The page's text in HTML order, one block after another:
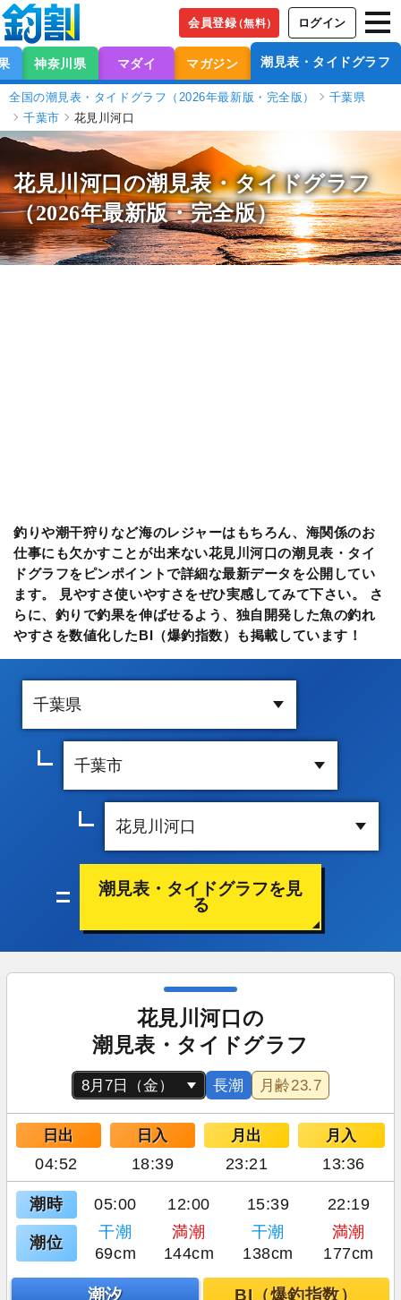
会員登録（無料） ログイン
神奈川県 マダイ マガジン 潮見表・タイドグラフ
全国の潮見表・タイドグラフ（2026年最新版・完全版）
千葉県
千葉市
花見川河口
花見川河口の潮見表・タイドグラフ
（2026年最新版・完全版）
釣りや潮干狩りなど海のレジャーはもちろん、海関係のお
仕事にも欠かすことが出来ない花見川河口の潮見表・タイ
ドグラフをピンポイントで詳細な最新データを公開してい
ます。 見やすさ使いやすさをぜひ実感してみて下さい。 さ
らに、釣りで釣果を伸ばせるよう、独自開発した魚の釣れ
やすさを数値化したBI（爆釣指数）も掲載しています！
潮見表・タイドグラフを見
る
花見川河口の
潮見表・タイドグラフ
長潮 月齢23.7
日出 日入 月出 月入
04:52 18:39 23:21 13:36
潮時 05:00 12:00 15:39 22:19
潮位
干潮 満潮 干潮
満潮
69cm
144cm 138cm 177cm
潮汐 BI（爆釣指数）